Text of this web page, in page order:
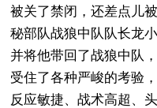
被关了禁闭，还差点儿
秘部队战狼中队队长龙
并将他带回了战狼中队
受住了各种严峻的考验
反应敏捷、战术高超、